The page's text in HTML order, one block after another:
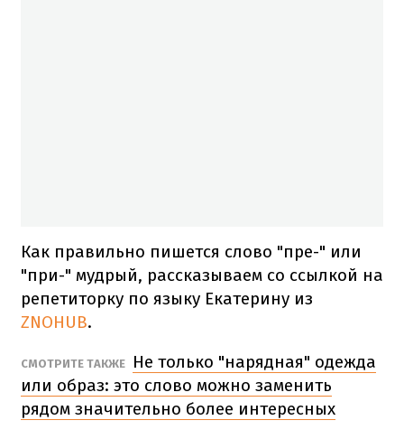
Как правильно пишется слово "пре-" или
"при-" мудрый, рассказываем со ссылкой на
репетиторку по языку Екатерину из
ZNOHUB.
СМОТРИТЕ ТАКЖЕ
Не только "нарядная" одежда
или образ: это слово можно заменить
рядом значительно более интересных